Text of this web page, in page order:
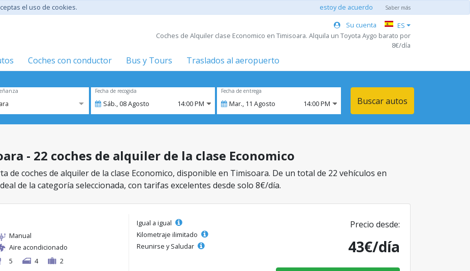
el uso de cookies. estoy de acuerdo Saber más
Su cuenta
ES
Coches de Alquiler clase Economico en Timisoara. Alquila un Toyota Aygo barato por
8€/día
Coches con conductor Bus y Tours
Traslados al aeropuerto
Fecha de recogida
Sáb.,08Agosto 14:00 PM
Fecha de entrega
Mar., 11 Agosto 14:00 PM Buscar autos
- 22 coches de alquiler de la clase Economico
de coches de alquiler de la clase Economico, disponible en Timisoara. De un total de 22 vehículos en
de la categoría seleccionada, con tarifas excelentes desde solo 8€/día.
Manual
Aire acondicionado
5
4 2
Igual a igual
Kilometraje ilimitado
Reunirse y Saludar
Precio desde:
43€/día